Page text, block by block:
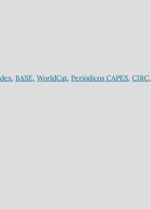
, BASE, WorldCat, Periódicos CAPES, CIRC,